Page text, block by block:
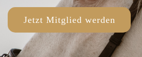
Jetzt Mitglied werden